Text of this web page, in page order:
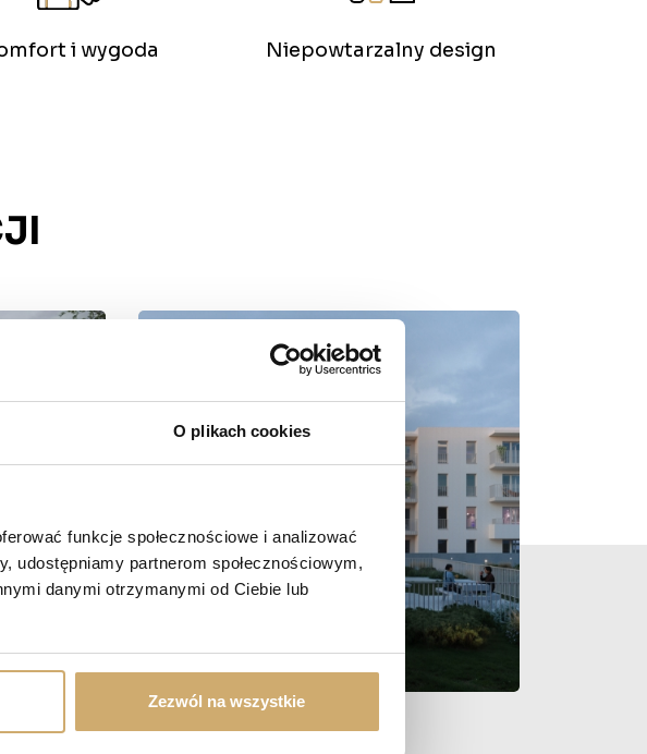
O plikach cookies
funkcje społecznościowe i analizować
udostępniamy partnerom społecznościowym,
danymi otrzymanymi od Ciebie lub
Zezwól na wszystkie
i wygoda Niepowtarzalny design